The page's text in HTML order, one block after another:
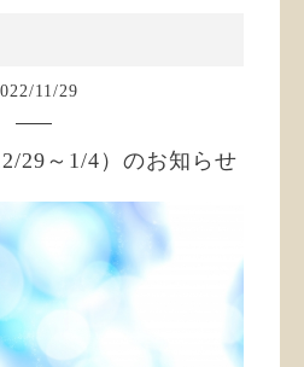
/11/29
29～1/4）のお知らせ